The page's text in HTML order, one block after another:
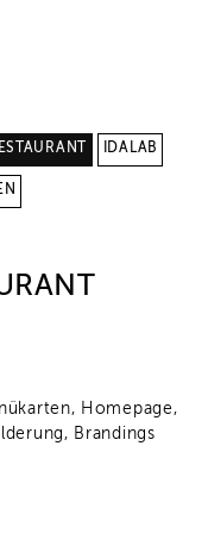
IDALAB
Homepage,
Brandings